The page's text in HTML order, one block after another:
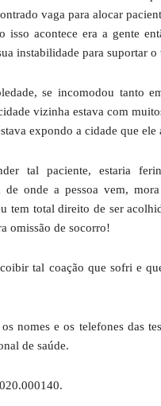
vaga para alocar
isso acontece era a gente
instabilidade para suportar o
se incomodou tanto
vizinha estava com
expondo a cidade que ele
tal paciente, estaria
onde a pessoa vem,
tem total direito de ser
omissão de socorro!
tal coação que sofri e
nomes e os telefones das
de saúde.